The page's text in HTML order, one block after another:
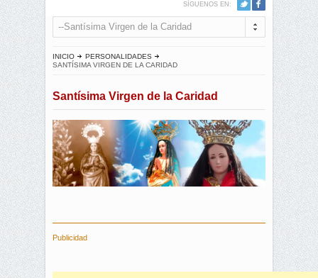
SÍGUENOS EN:
--Santísima Virgen de la Caridad
INICIO
PERSONALIDADES
SANTÍSIMA VIRGEN DE LA CARIDAD
Santísima Virgen de la Caridad
Publicidad